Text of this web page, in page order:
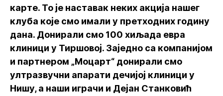
карте. То је наставак неких акција нашег
клуба које смо имали у претходних годину
дана. Донирали смо 100 хиљада евра
клиници у Тиршовој. Заједно са компанијом
и партнером „Моцарт“ донирали смо
ултразвучни апарати дечијој клиници у
Нишу, а наши играчи и Дејан Станковић